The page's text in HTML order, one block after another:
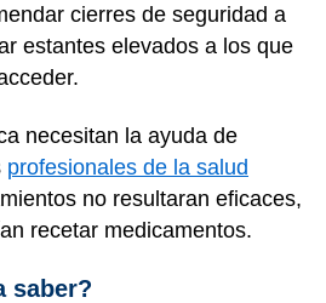
cierres de seguridad a
estantes elevados a los que
necesitan la ayuda de
profesionales de la salud
no resultaran eficaces,
recetar medicamentos.
saber?